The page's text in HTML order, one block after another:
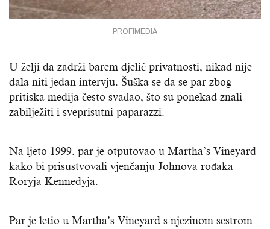
PROFIMEDIA
U želji da zadrži barem djelić privatnosti, nikad nije
dala niti jedan intervju. Šuška se da se par zbog
pritiska medija često svađao, što su ponekad znali
zabilježiti i sveprisutni paparazzi.
Na ljeto 1999. par je otputovao u Martha’s Vineyard
kako bi prisustvovali vjenčanju Johnova rođaka
Roryja Kennedyja.
Par je letio u Martha’s Vineyard s njezinom sestrom